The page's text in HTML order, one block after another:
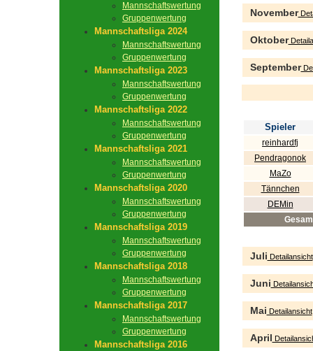
Mannschaftswertung
Gruppenwertung
Mannschaftsliga 2024
Mannschaftswertung
Gruppenwertung
Mannschaftsliga 2023
Mannschaftswertung
Gruppenwertung
Mannschaftsliga 2022
Mannschaftswertung
Gruppenwertung
Mannschaftsliga 2021
Mannschaftswertung
Gruppenwertung
Mannschaftsliga 2020
Mannschaftswertung
Gruppenwertung
Mannschaftsliga 2019
Mannschaftswertung
Gruppenwertung
Mannschaftsliga 2018
Mannschaftswertung
Gruppenwertung
Mannschaftsliga 2017
Mannschaftswertung
Gruppenwertung
Mannschaftsliga 2016
November
Oktober
September
Spieler
reinhardfj
Pendragonok
MaZo
Tännchen
DEMin
Juli Detailansicht
Juni
Mai Detailansicht
April